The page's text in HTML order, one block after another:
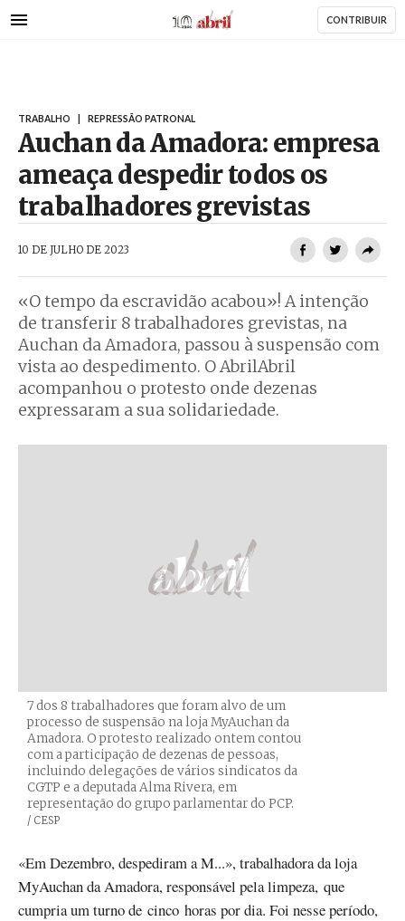
para
AbrilAbril CONTRIBUIR
TRABALHO REPRESSÃO PATRONAL
Auchan da Amadora: empresa
ameaça despedir todos os
trabalhadores grevistas
10 DE JULHO DE 2023
«O tempo da escravidão acabou»! A intenção
de transferir 8 trabalhadores grevistas, na
Auchan da Amadora, passou à suspensão com
vista ao despedimento. O AbrilAbril
acompanhou o protesto onde dezenas
expressaram a sua solidariedade.
7 dos 8 trabalhadores que foram alvo de um
processo de suspensão na loja MyAuchan da
Amadora. O protesto realizado ontem contou
com a participação de dezenas de pessoas,
incluindo delegações de vários sindicatos da
CGTP e a deputada Alma Rivera, em
representação do grupo parlamentar do PCP.
Créditos
/ CESP
«Em Dezembro, despediram a M...», trabalhadora da loja
MyAuchan da Amadora, responsável pela limpeza, que
cumpria um turno de cinco horas por dia. Foi nesse período,